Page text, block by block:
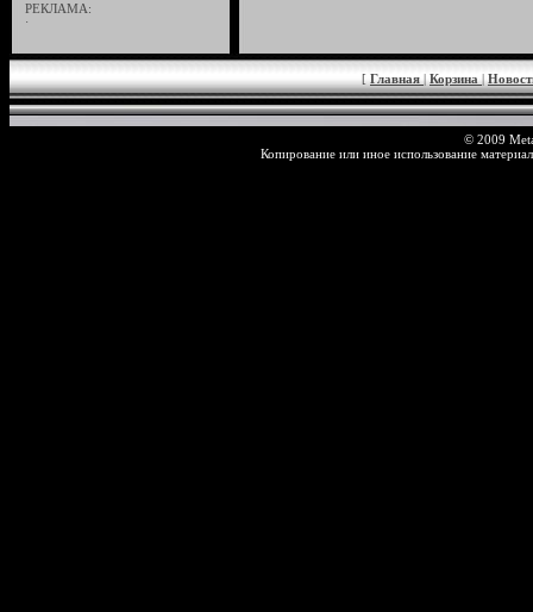
РЕКЛАМА:
·
[ Главная | Корзина |
© 2009
Копирование или иное использование